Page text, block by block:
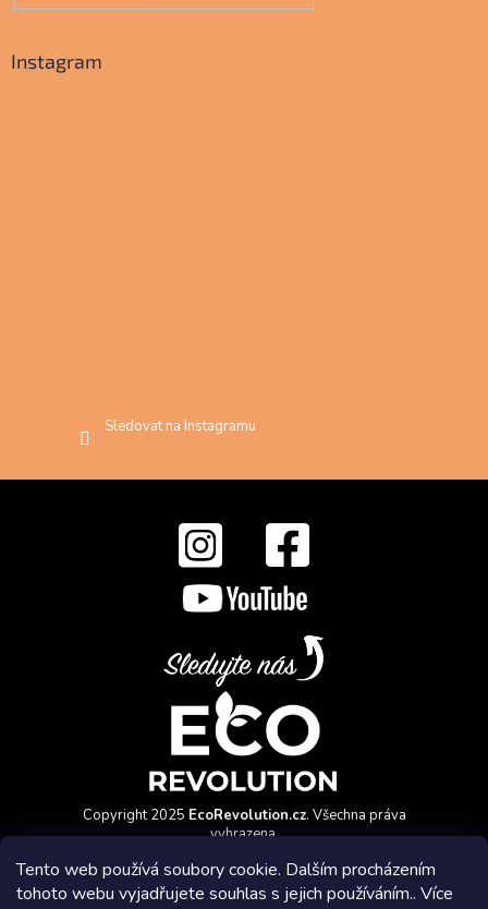
Tento web používá soubory cookie. Dalším procházením
tohoto webu vyjadřujete souhlas s jejich používáním.. Více
Instagram
Sledovat na Instagramu
Copyright 2025 EcoRevolution.cz. Všechna práva
vyhrazena.